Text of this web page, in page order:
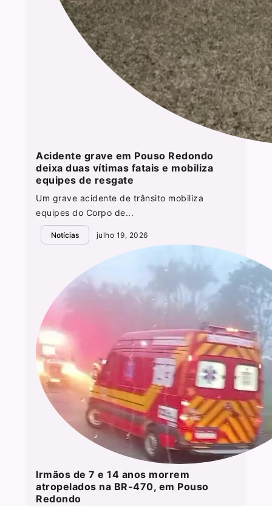
Acidente grave em Pouso Redondo
deixa duas vítimas fatais e mobiliza
equipes de resgate
Um grave acidente de trânsito mobiliza
equipes do Corpo de...
Notícias julho 19, 2026
Irmãos de 7 e 14 anos morrem
atropelados na BR-470, em Pouso
Redondo